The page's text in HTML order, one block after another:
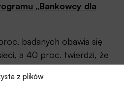
z plików
„Bankowcy dla
badanych obawia się
a 40 proc. twierdzi, że
pinów i haseł.
przejście na system